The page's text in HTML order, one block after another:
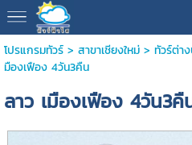
โปรแกรมทัวร์> สาขาเชียงใหม่> ทัวร์ต่า
มืองเฟือง 4วัน3คืน
ลาว เมืองเฟือง 4วัน3คื